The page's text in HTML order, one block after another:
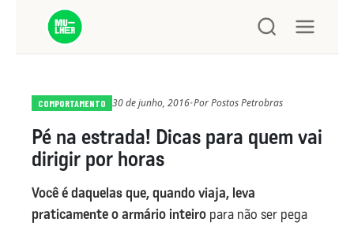
COMPORTAMENTO 30 de junho, 2016•PorPostos Petrobras
Pé na estrada! Dicas para quem vai
dirigir por horas
Você é daquelas que, quando viaja, leva
praticamente o armário inteiro para não ser pega